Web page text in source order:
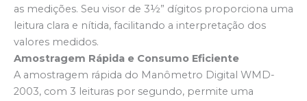
as medições. Seu visor de 3½” dígitos proporciona uma
leitura clara e nítida, facilitando a interpretação dos
valores medidos.
Amostragem Rápida e Consumo Eficiente
A amostragem rápida do Manômetro Digital WMD-
2003, com 3 leituras por segundo, permite uma